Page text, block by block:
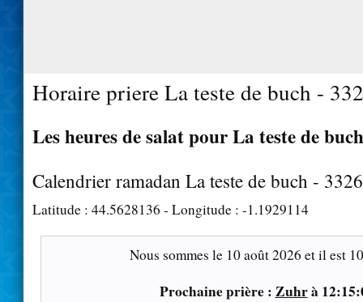
Horaire priere La teste de buch -
Les heures de salat pour La teste de
Calendrier ramadan La teste de buch -
Latitude : 44.5628136 - Longitude : -1.1929114
Nous sommes le 10 août 2026 et il est
Prochaine prière : Zuhrà